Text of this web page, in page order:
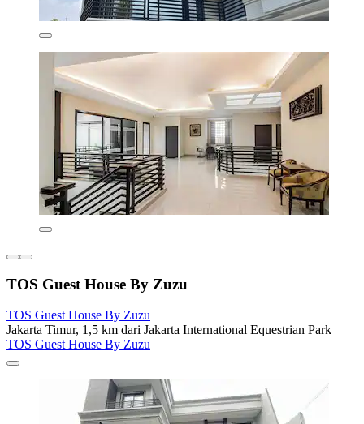
TOS Guest House By Zuzu
TOS Guest House By Zuzu
Jakarta Timur, 1,5 km dari Jakarta International Equestrian Park
TOS Guest House By Zuzu